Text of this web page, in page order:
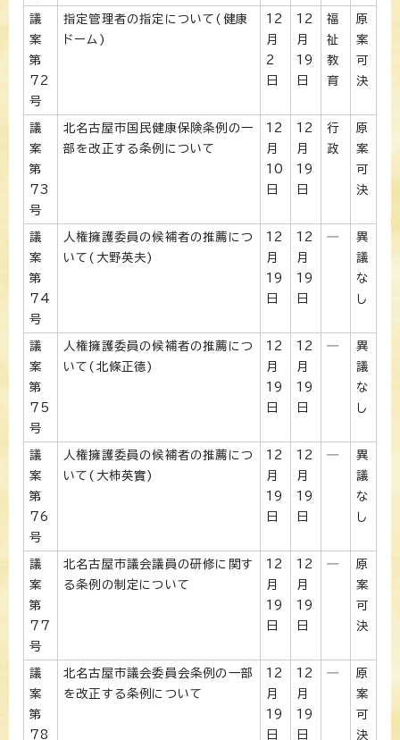
議
案
第
72
号
指定管理者の指定について(健康
ドーム)
12
月
2
日
12
月
19
日
福
祉
教
育
原
案
可
決
議
案
第
73
号
北名古屋市国民健康保険条例の一
部を改正する条例について
12
月
10
日
12
月
19
日
行
政
原
案
可
決
議
案
第
74
号
人権擁護委員の候補者の推薦につ
いて(大野英夫)
12
月
19
日
12
月
19
日
―
異
議
な
し
議
案
第
75
号
人権擁護委員の候補者の推薦につ
いて(北條正德)
12
月
19
日
12
月
19
日
―
異
議
な
し
議
案
第
76
号
人権擁護委員の候補者の推薦につ
いて(大柿英實)
12
月
19
日
12
月
19
日
―
異
議
な
し
議
案
第
77
号
北名古屋市議会議員の研修に関す
る条例の制定について
12
月
19
日
12
月
19
日
―
原
案
可
決
議
案
第
78
北名古屋市議会委員会条例の一部
を改正する条例について
12
月
19
日
12
月
19
日
―
原
案
可
決